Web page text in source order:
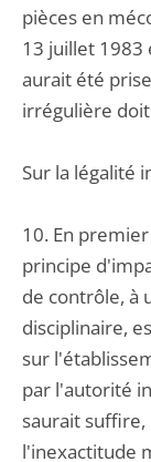
pièces en
13 juillet 1983
aurait été
irrégulière
Sur la légalité
10. En
principe
de contrôle, à
disciplinaire,
sur
par l'autorité
saurait
l'inexactitude